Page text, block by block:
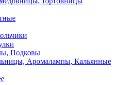
Подковы
Аромалампы, Кальянные